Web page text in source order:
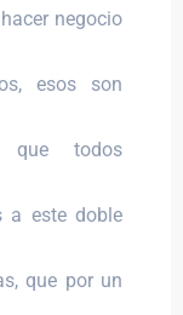
negocio
esos son
que todos
a este doble
que por un